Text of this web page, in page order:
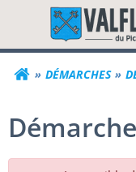
contenu
DÉMARCHES